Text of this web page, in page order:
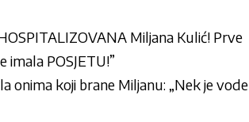
Miljana Kulić! Prve
imala POSJETU!”
onima koji brane Miljanu: „Nek je vode